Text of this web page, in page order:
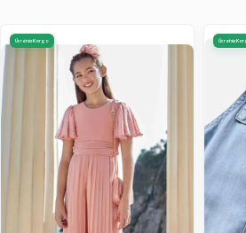
Ücretsiz Kargo Ücretsiz